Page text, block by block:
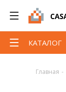
КАТАЛОГ
Главная -